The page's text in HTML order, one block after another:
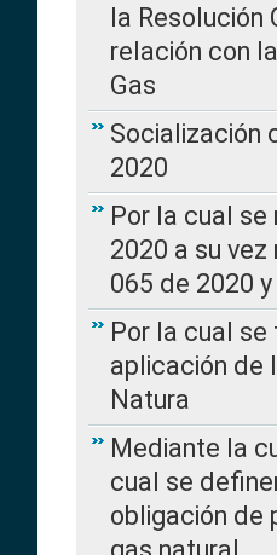
la Resolución
relación con
Gas
Socialización
2020
Por la cual se
2020 a su
065 de 2020
Por la cual
aplicación de
Natura
Mediante la
cual se
obligación de